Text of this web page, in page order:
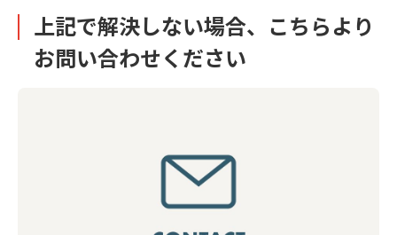
上記で解決しない場合、こちらより
お問い合わせください